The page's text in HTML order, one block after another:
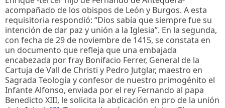
acompañado de los obispos de León y Burgos. A esta
requisitoria respondió: “Dios sabía que siempre fue su
intención de dar paz y unión a la Iglesia”. En la segunda,
con fecha de 29 de noviembre de 1415, se constata en
un documento que refleja que una embajada
encabezada por fray Bonifacio Ferrer, General de la
Cartuja de Vall de Christi y Pedro Jutglar, maestro en
Sagrada Teología y confesor de nuestro primogénito el
Infante Alfonso, enviada por el rey Fernando al papa
Benedicto XIII, le solicita la abdicación en pro de la unión